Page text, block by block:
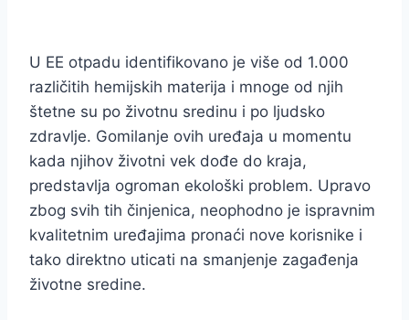
U EE otpadu identifikovano je više od 1.000
različitih hemijskih materija i mnoge od njih
štetne su po životnu sredinu i po ljudsko
zdravlje. Gomilanje ovih uređaja u momentu
kada njihov životni vek dođe do kraja,
predstavlja ogroman ekološki problem. Upravo
zbog svih tih činjenica, neophodno je ispravnim
kvalitetnim uređajima pronaći nove korisnike i
tako direktno uticati na smanjenje zagađenja
životne sredine.